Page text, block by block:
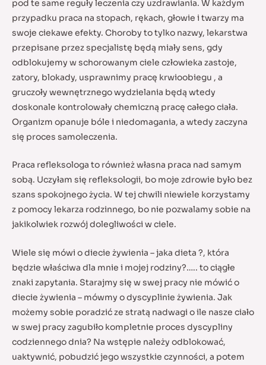
pod te same reguły leczenia czy uzdrawiania. W każdym
przypadku praca na stopach, rękach, głowie i twarzy ma
swoje ciekawe efekty. Choroby to tylko nazwy, lekarstwa
przepisane przez specjalistę będą miały sens, gdy
odblokujemy w schorowanym ciele człowieka zastoje,
zatory, blokady, usprawnimy pracę krwioobiegu , a
gruczoły wewnętrznego wydzielania będą wtedy
doskonale kontrolowały chemiczną pracę całego ciała.
Organizm opanuje bóle i niedomagania, a wtedy zaczyna
się proces samoleczenia.
Praca refleksologa to również własna praca nad samym
sobą. Uczyłam się refleksologii, bo moje zdrowie było bez
szans spokojnego życia. W tej chwili niewiele korzystamy
z pomocy lekarza rodzinnego, bo nie pozwalamy sobie na
jakikolwiek rozwój dolegliwości w ciele.
Wiele się mówi o diecie żywienia – jaka dieta ?, która
będzie właściwa dla mnie i mojej rodziny?….. to ciągłe
znaki zapytania. Starajmy się w swej pracy nie mówić o
diecie żywienia – mówmy o dyscyplinie żywienia. Jak
możemy sobie poradzić ze stratą nadwagi o ile nasze ciało
w swej pracy zagubiło kompletnie proces dyscypliny
codziennego dnia? Na wstępie należy odblokować,
uaktywnić, pobudzić jego wszystkie czynności, a potem